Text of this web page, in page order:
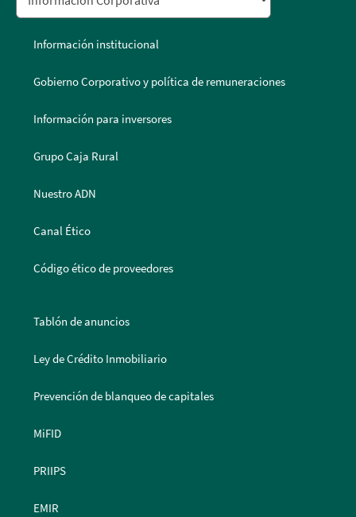
Información institucional
Gobierno Corporativo y política de remuneraciones
Información para inversores
Grupo Caja Rural
Nuestro ADN
Canal Ético
Código ético de proveedores
Tablón de anuncios
Ley de Crédito Inmobiliario
Prevención de blanqueo de capitales
MiFID
PRIIPS
EMIR